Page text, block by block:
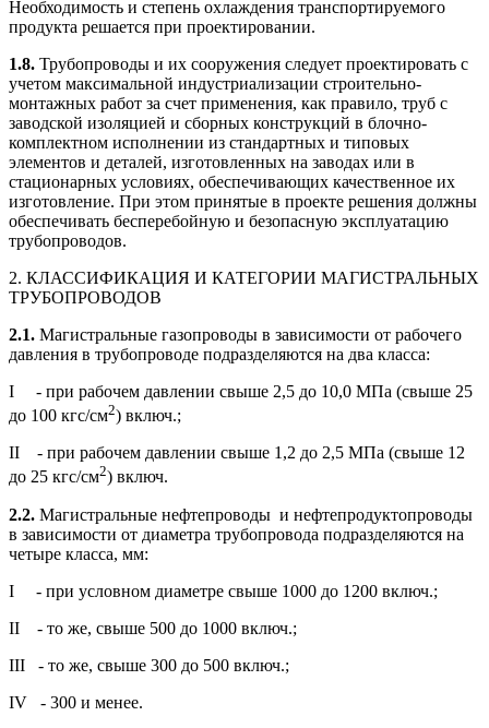
Необходимость и степень охлаждения транспортируемого
продукта решается при проектировании.
1.8. Трубопроводы и их сооружения следует проектировать с
учетом максимальной индустриализации строительно-
монтажных работ за счет применения, как правило, труб с
заводской изоляцией и сборных конструкций в блочно-
комплектном исполнении из стандартных и типовых
элементов и деталей, изготовленных на заводах или в
стационарных условиях, обеспечивающих качественное их
изготовление. При этом принятые в проекте решения должны
обеспечивать бесперебойную и безопасную эксплуатацию
трубопроводов.
2. КЛАССИФИКАЦИЯ И КАТЕГОРИИ МАГИСТРАЛЬНЫХ
ТРУБОПРОВОДОВ
2.1. Магистральные газопроводы в зависимости от рабочего
давления в трубопроводе подразделяются на два класса:
I - при рабочем давлении свыше 2,5 до 10,0 МПа (свыше 25
до 100 кгс/см2) включ.;
II - при рабочем давлении свыше 1,2 до 2,5 МПа (свыше 12
до 25 кгс/см2) включ.
2.2. Магистральные нефтепроводы и нефтепродуктопроводы
в зависимости от диаметра трубопровода подразделяются на
четыре класса, мм:
I - при условном диаметре свыше 1000 до 1200 включ.;
II - то же, свыше 500 до 1000 включ.;
III - то же, свыше 300 до 500 включ.;
IV - 300 и менее.